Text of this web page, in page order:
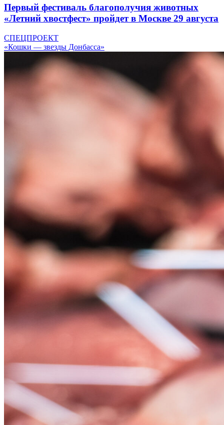
Первый фестиваль благополучия животных
«Летний хвостфест» пройдет в Москве 29 августа
СПЕЦПРОЕКТ
«Кошки — звезды Донбасса»